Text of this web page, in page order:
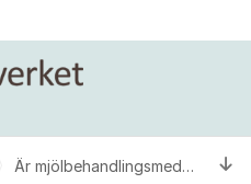
Är mjölbehandlingsmedel en tillsats eller ett processhjälpmedel?